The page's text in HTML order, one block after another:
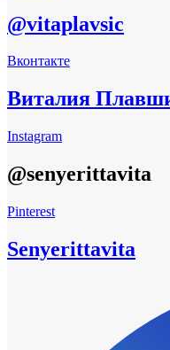
@vitaplavsic
Вконтакте
Виталия
Instagram
@senyerittavita
Pinterest
Senyerittavita